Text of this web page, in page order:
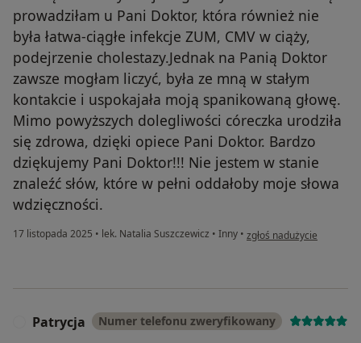
prowadziłam u Pani Doktor, która również nie
była łatwa-ciągłe infekcje ZUM, CMV w ciąży,
podejrzenie cholestazy.Jednak na Panią Doktor
zawsze mogłam liczyć, była ze mną w stałym
kontakcie i uspokajała moją spanikowaną głowę.
Mimo powyższych dolegliwości córeczka urodziła
się zdrowa, dzięki opiece Pani Doktor. Bardzo
dziękujemy Pani Doktor!!! Nie jestem w stanie
znaleźć słów, które w pełni oddałoby moje słowa
wdzięczności.
17 listopada 2025 • lek. Natalia Suszczewicz • Inny • w opinii użytkownika
zgłoś nadużycie
Patrycja Numer telefonu zweryfikowany